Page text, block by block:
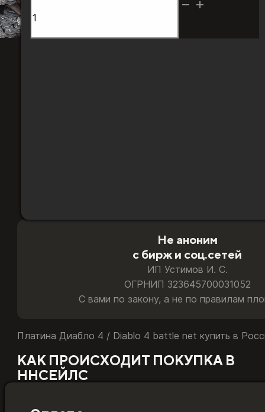
товара
Не аноним
с бирж и соц.сетей
ИП Устимов И. С.
ОГРНИП 323645700031052
С вами по закону, а не по правилам
Платина Диабло 4 / Diablo 4 battle net купить в
КАК ПРОИСХОДИТ ПОКУПКА В
ННСЕЙЛС